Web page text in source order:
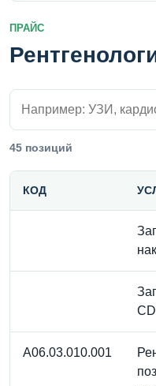
ПРАЙС
Поиск внутри прайса
45 позиций
КОД
A06.03.010.001